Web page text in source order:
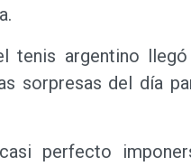
tenis argentino
sorpresas del día
perfecto